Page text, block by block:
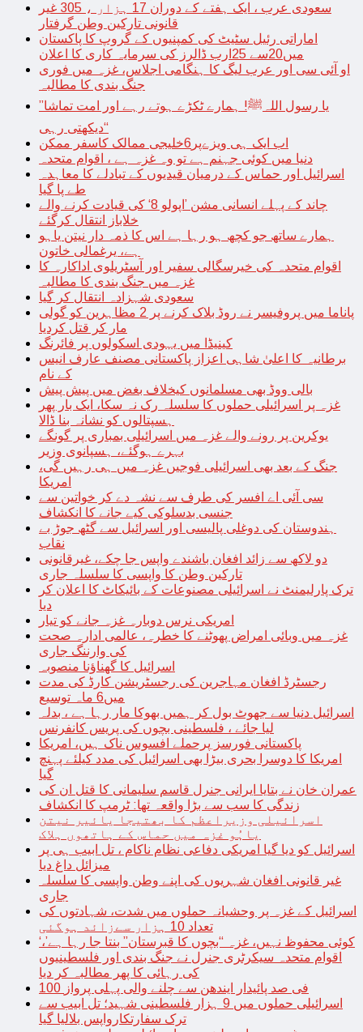
سعودی عرب ، ایک ہفتے کے دوران 17 ہزار ، 305 غیر
قانونی تارکین وطن گرفتار
اماراتی رئیل سٹیٹ کی کمپنیوں کے گروپ کا پاکستان
میں20سے 25ارب ڈالرز کی سرمایہ کاری کا اعلان
او آئی سی اور عرب لیگ کا ہنگامی اجلاس، غزہ میں فوری
جنگ بندی کا مطالبہ
’’یا رسول اللہﷺ! ہمارے ٹکڑے ہوتے رہے اور امت تماشا
دیکھتی رہی‘‘
اب ایک ہی ویزےپر6خلیجی ممالک کاسفر ممکن
دنیا میں کوئی جہنم ہے تو وہ غزہ ہے ، اقوام متحدہ
اسرائیل اور حماس کے درمیان قیدیوں کے تبادلے کا معاہدہ
طے پا گیا
چاند کے پہلے انسانی مشن ’اپولو 8‘ کی قیادت کرنے والے
خلاباز انتقال کرگئے
ہمارے ساتھ جو کچھ ہو رہا ہے اس کا ذمہ دار نیتن یاہو
ہے، یرغمالی خاتون
اقوام متحدہ کی خیرسگالی سفیر اور آسٹریلوی اداکارہ کا
غزہ میں جنگ بندی کا مطالبہ
سعودی شہزادہ انتقال کر گیا
پاناما میں پروفیسر نے روڈ بلاک کرنے پر 2 مظاہرین کو گولی
مار کر قتل کردیا
کینیڈا میں یہودی اسکولوں پر فائرنگ
برطانیہ کا اعلیٰ شاہی اعزاز پاکستانی مصنف عارف انیس
کے نام
بالی ووڈ بھی مسلمانوں کیخلاف بغض میں پیش پیش
غزہ پر اسرائیلی حملوں کا سلسلہ رک نہ سکا، ایک بار پھر
ہسپتالوں کو نشانہ بنا ڈالا
یوکرین پر رونے والے غزہ میں اسرائیلی بمباری پر گونگے
بہرے ہوگئے، ہسپانوی وزیر
جنگ کے بعد بھی اسرائیلی فوجیں غزہ میں ہی رہیں گی،
امریکا
سی آئی اے افسر کی طرف سے نشہ دے کر خواتین سے
جنسی بدسلوکی کیے جانے کا انکشاف
ہندوستان کی دوغلی پالیسی اور اسرائیل سے گٹھ جوڑ بے
نقاب
دو لاکھ سے زائد افغان باشندے واپس جا چکے، غیرقانونی
تارکین وطن کا واپسی کا سلسلہ جاری
ترک پارلیمنٹ نے اسرائیلی مصنوعات کے بائیکاٹ کا اعلان کر
دیا
امریکی نرس دوبارہ غزہ جانے کو تیار
غزہ میں وبائی امراض پھوٹنے کا خطرہ، عالمی ادارہ صحت
کی وارننگ جاری
اسرائیل کا گھناؤنا منصوبہ
رجسٹرڈ افغان مہاجرین کی رجسٹریشن کارڈ کی مدت
میں6 ماہ توسیع
اسرائیل دنیا سے جھوٹ بول کر ہمیں بھوکا مار رہا ہے ، بدلہ
لیا جائے ، فلسطینی بچوں کی پریس کانفرنس
پاکستانی فورسز پرحملے افسوس ناک ہیں، امریکا
امریکا کا دوسرا بحری بیڑا بھی اسرائیل کی مدد کیلئے پہنچ
گیا
عمران خان نے بتایا ایرانی جنرل قاسم سلیمانی کا قتل ان کی
زندگی کا سب سے بڑا واقعہ تھا: ٹرمپ کا انکشاف
اسرائیلی وزیراعظم کا بھتیجا یائیر نیتن
یاہُو غزہ میں حماس کے ہاتھوں ہلاک
اسرائیل کو دیا گیا امریکی دفاعی نظام ناکام ، تل ابیب ہی پر
میزائل داغ دیا
غیر قانونی افغان شہریوں کی اپنے وطن واپسی کا سلسلہ
جاری
اسرائیل کے غزہ پر وحشیانہ حملوں میں شدت، شہادتوں کی
تعداد 10 ہزار سےزائد ہوگئی
‘کوئی محفوظ نہیں، غزہ “بچوں کا قبرستان” بنتا جا رہا ہے’،
اقوام متحدہ سیکرٹری جنرل نے جنگ بندی اور فلسطینیوں
کی رہائی کا پھر مطالبہ کر دیا
100 فی صد پائیدار ایندھن سے چلنے والی پہلی پرواز
اسرائیلی حملوں میں 9 ہزار فلسطینی شہید؛ تل ابیب سے
ترک سفارتکارواپس بلالیا گیا